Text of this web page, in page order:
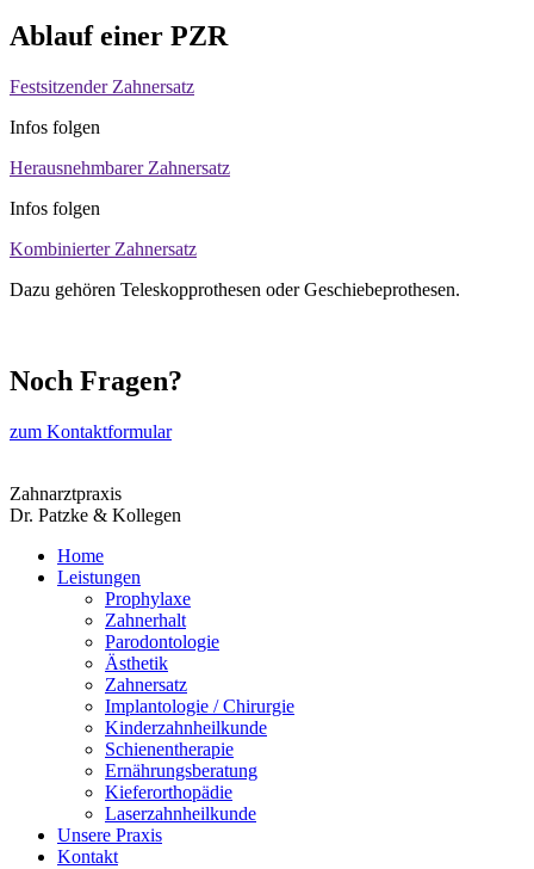
Ablauf einer PZR
Festsitzender Zahnersatz
Infos folgen
Herausnehmbarer Zahnersatz
Infos folgen
Kombinierter Zahnersatz
Dazu gehören Teleskopprothesen oder Geschiebeprothesen.
Noch Fragen?
zum Kontaktformular
Zahnarztpraxis
Dr. Patzke & Kollegen
Home
Leistungen
Prophylaxe
Zahnerhalt
Parodontologie
Ästhetik
Zahnersatz
Implantologie / Chirurgie
Kinderzahnheilkunde
Schienentherapie
Ernährungsberatung
Kieferorthopädie
Laserzahnheilkunde
Unsere Praxis
Kontakt